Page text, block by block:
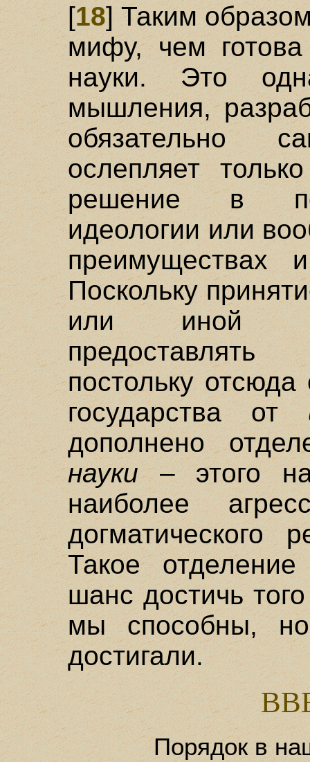
[18] Таким
мифу, чем
науки. Это
мышления,
обязательно
ослепляет
решение в
идеологии или
преимуществах
Поскольку
или иной
постольку отсюда
государства от
дополнено
науки– этого
наиболее
догматического
Такое
шанс достичь
мы способны, но
достигали.
Порядок в